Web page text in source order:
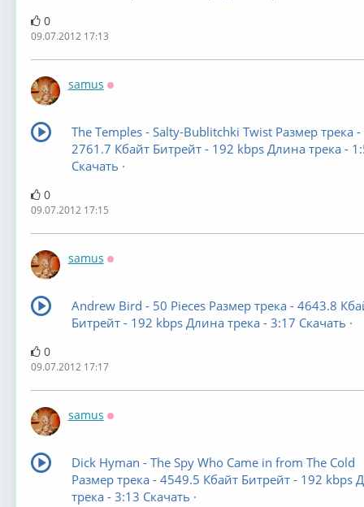
0
09.07.2012 17:13
samus
The Temples - Salty-Bublitchki Twist Размер трека -
2761.7 Кбайт Битрейт - 192 kbps Длина трека -
Скачать ·
0
09.07.2012 17:15
samus
Andrew Bird - 50 Pieces Размер трека - 4643.8
Битрейт - 192 kbps Длина трека - 3:17 Скачать ·
0
09.07.2012 17:17
samus
Dick Hyman - The Spy Who Came in from The Cold
Размер трека - 4549.5 Кбайт Битрейт - 192 kbps
трека - 3:13 Скачать ·